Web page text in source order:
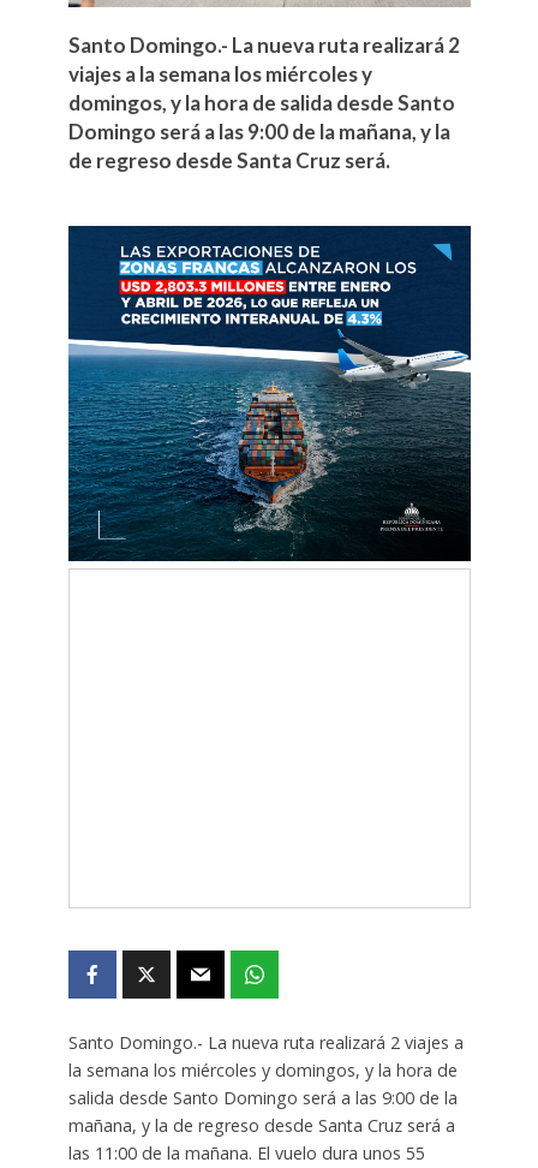
Santo Domingo.- La nueva ruta realizará 2
viajes a la semana los miércoles y
domingos, y la hora de salida desde Santo
Domingo será a las 9:00 de la mañana, y la
de regreso desde Santa Cruz será.
Santo Domingo.- La nueva ruta realizará 2 viajes a
la semana los miércoles y domingos, y la hora de
salida desde Santo Domingo será a las 9:00 de la
mañana, y la de regreso desde Santa Cruz será a
las 11:00 de la mañana. El vuelo dura unos 55